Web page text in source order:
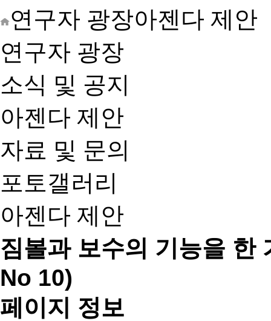
연구자 광장아젠다 제안
연구자 광장
소식 및 공지
아젠다 제안
자료 및 문의
포토갤러리
아젠다 제안
짐볼과 보수의 기능을 한
No 10)
페이지 정보